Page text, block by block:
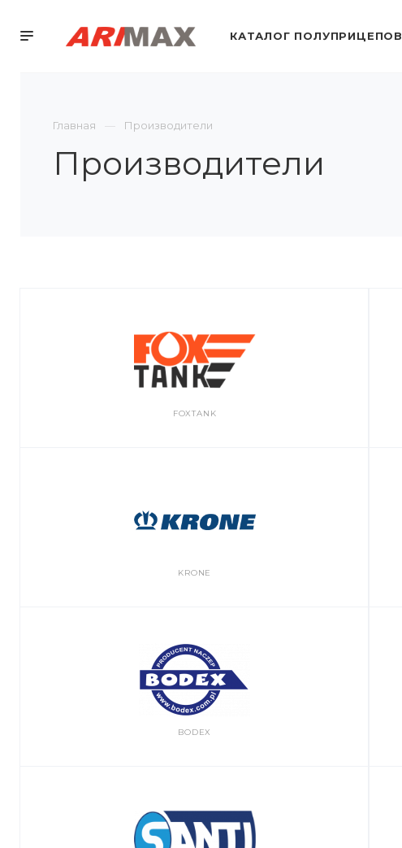
КАТАЛОГ ПОЛУПРИЦЕПОВ
Главная Производители
Производители
FOXTANK
KRONE
BODEX